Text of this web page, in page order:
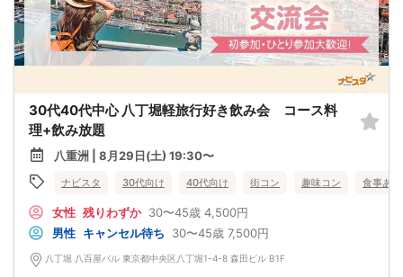
30代40代中心 八丁堀軽旅行好き飲み会 コース料
理+飲み放題
八重洲 | 8月29日(土) 19:30〜
ナビスタ 30代向け 40代向け 街コン 趣味コン 食事あり
女性 残りわずか 30〜45歳 4,500円
男性 キャンセル待ち 30〜45歳 7,500円
八丁堀 八百屋バル 東京都中央区八丁堀1-4-8 森田ビル B1F